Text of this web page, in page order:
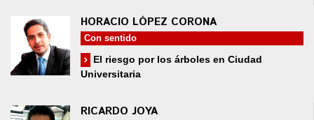
HORACIO LÓPEZ CORONA
Con sentido
El riesgo por los árboles en Ciudad
Universitaria
RICARDO JOYA